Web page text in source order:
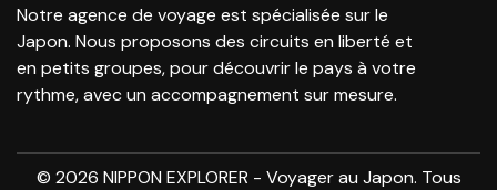
Notre agence de voyage est spécialisée sur le
Japon. Nous proposons des circuits en liberté et
en petits groupes, pour découvrir le pays à votre
rythme, avec un accompagnement sur mesure.
© 2026 NIPPON EXPLORER - Voyager au Japon. Tous